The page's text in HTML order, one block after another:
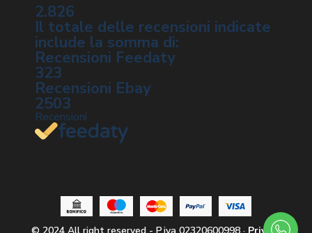
2.826
Il totale delle recensioni indicate
include la somma di:
Recensioni Feedaty
323
Recensioni Ebay
2503
Recensioni